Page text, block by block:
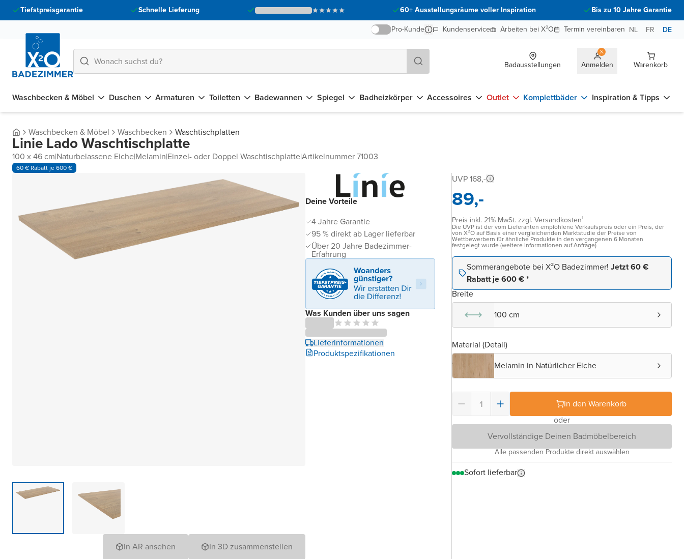
Tiefstpreisgarantie Schnelle Lieferung 60+ Ausstellungsräume voller Inspiration
Bis zu 10 Jahre Garantie
Pro-Kunde
Kundenservice Arbeiten bei X²O Termin vereinbaren NL FR DE
Badausstellungen Anmelden Warenkorb
Waschbecken & Möbel Duschen Armaturen Toiletten Badewannen Spiegel Badheizkörper Accessoires Outlet Komplettbäder Inspiration & Tipps
Waschbecken & Möbel Waschbecken Waschtischplatten
Linie Lado Waschtischplatte
100 x 46 cm|Naturbelassene Eiche|Melamin|Einzel- oder Doppel Waschtischplatte|Artikelnummer 71003
60 € Rabatt je 600 €
In AR ansehen In 3D zusammenstellen
Deine Vorteile
4 Jahre Garantie
95 % direkt ab Lager lieferbar
Über 20 Jahre Badezimmer-
Erfahrung
Was Kunden über uns sagen
Lieferinformationen
Produktspezifikationen
UVP 168,-
89,-
Preis inkl. 21% MwSt. zzgl. Versandkosten¹
Die UVP ist der vom Lieferanten empfohlene Verkaufspreis oder ein Preis, der
von X²O auf Basis einer vergleichenden Marktstudie der Preise von
Wettbewerbern für ähnliche Produkte in den vergangenen 6 Monaten
festgelegt wurde (weitere Informationen auf Anfrage)
Sommerangebote bei X²O Badezimmer! Jetzt 60 €
Rabatt je 600 € *
Breite
100 cm
Material (Detail)
Melamin in Natürlicher Eiche
In den Warenkorb
oder
Vervollständige Deinen Badmöbelbereich
Alle passenden Produkte direkt auswählen
Sofort lieferbar